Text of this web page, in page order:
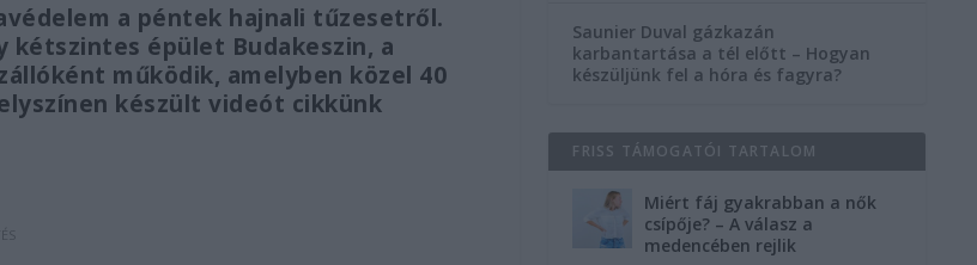
a péntek hajnali tűzesetről.
épület Budakeszin, a
működik, amelyben közel 40
készült videót cikkünk
Saunier Duval gázkazán
karbantartása a tél előtt – Hogyan
készüljünk fel a hóra és fagyra?
FRISS TÁMOGATÓI TARTALOM
Miért fáj gyakrabban a nők
csípője? – A válasz a
medencében rejlik